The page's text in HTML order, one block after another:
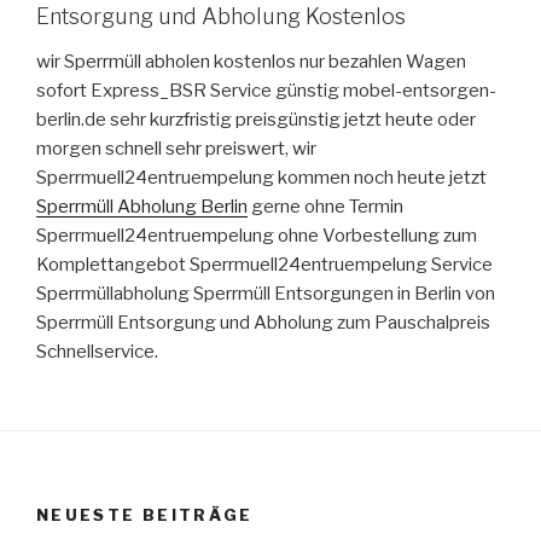
Entsorgung und Abholung Kostenlos
wir Sperrmüll abholen kostenlos nur bezahlen Wagen
sofort Express_BSR Service günstig mobel-entsorgen-
berlin.de sehr kurzfristig preisgünstig jetzt heute oder
morgen schnell sehr preiswert, wir
Sperrmuell24entruempelung kommen noch heute jetzt
Sperrmüll Abholung Berlin gerne ohne Termin
Sperrmuell24entruempelung ohne Vorbestellung zum
Komplettangebot Sperrmuell24entruempelung Service
Sperrmüllabholung Sperrmüll Entsorgungen in Berlin von
Sperrmüll Entsorgung und Abholung zum Pauschalpreis
Schnellservice.
NEUESTE BEITRÄGE